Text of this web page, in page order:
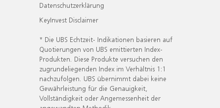
Datenschutzerklärung
KeyInvest Disclaimer
* Die UBS Echtzeit- Indikationen basieren auf
Quotierungen von UBS emittierten Index-
Produkten. Diese Produkte versuchen den
zugrundeliegenden Index im Verhältnis 1:1
nachzufolgen. UBS übernimmt dabei keine
Gewährleistung für die Genauigkeit,
Vollständigkeit oder Angemessenheit der